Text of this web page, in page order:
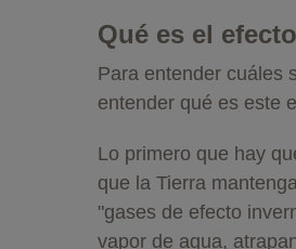
Qué es el
Para entender cuáles
entender qué es este
Lo primero que hay
que la Tierra
"gases de efecto
vapor de agua,